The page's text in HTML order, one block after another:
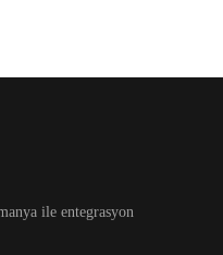
ile entegrasyon